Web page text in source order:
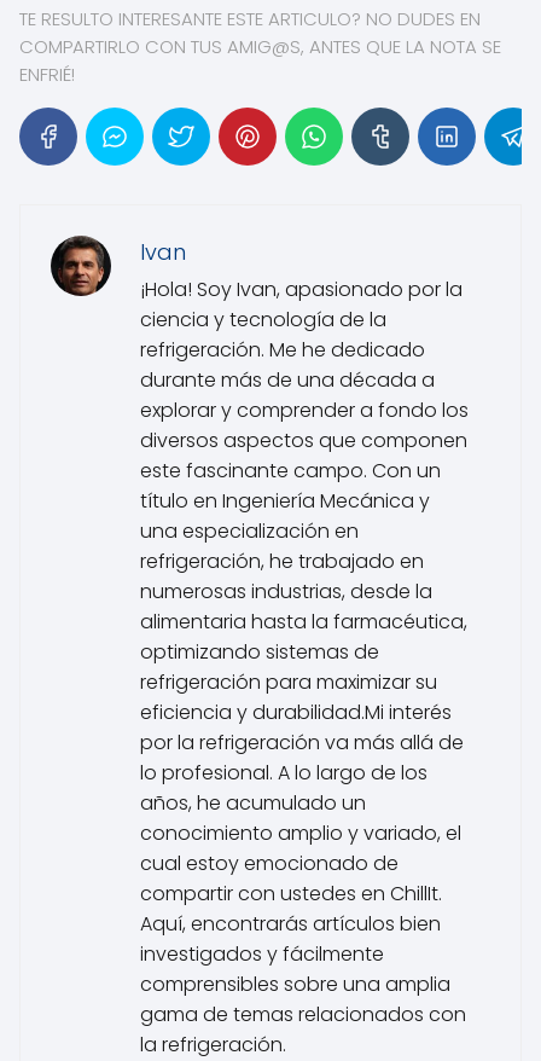
TE RESULTO INTERESANTE ESTE ARTICULO? NO DUDES EN
COMPARTIRLO CON TUS AMIG@S, ANTES QUE LA NOTA SE
ENFRIÉ!
Ivan
¡Hola! Soy Ivan, apasionado por la
ciencia y tecnología de la
refrigeración. Me he dedicado
durante más de una década a
explorar y comprender a fondo los
diversos aspectos que componen
este fascinante campo. Con un
título en Ingeniería Mecánica y
una especialización en
refrigeración, he trabajado en
numerosas industrias, desde la
alimentaria hasta la farmacéutica,
optimizando sistemas de
refrigeración para maximizar su
eficiencia y durabilidad.Mi interés
por la refrigeración va más allá de
lo profesional. A lo largo de los
años, he acumulado un
conocimiento amplio y variado, el
cual estoy emocionado de
compartir con ustedes en ChillIt.
Aquí, encontrarás artículos bien
investigados y fácilmente
comprensibles sobre una amplia
gama de temas relacionados con
la refrigeración.